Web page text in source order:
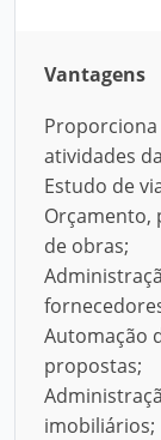
Vantagens
Proporciona
atividades
Estudo de
Orçamento,
de obras;
Automação
propostas;
imobiliários;